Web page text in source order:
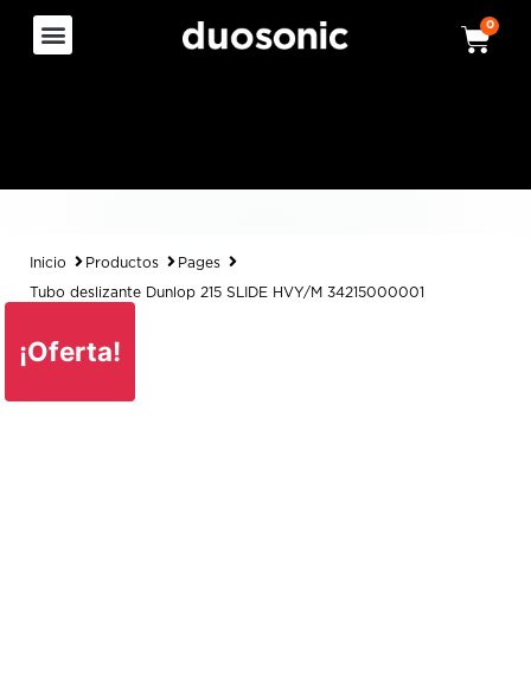
0
Inicio Productos Pages
Tubo deslizante Dunlop 215 SLIDE HVY/M 34215000001
¡Oferta!